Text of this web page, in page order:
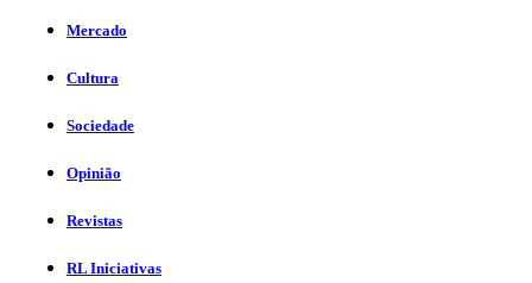
Mercado
Cultura
Sociedade
Opinião
Revistas
RL Iniciativas